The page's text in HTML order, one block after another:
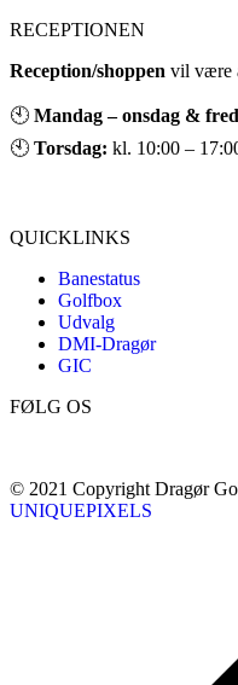
RECEPTIONEN
Reception/shoppen vil være
🕙 Mandag – onsdag &
🕙 Torsdag: kl. 10:00 –
QUICKLINKS
Banestatus
Golfbox
Udvalg
DMI-Dragør
GIC
FØLG OS
© 2021 Copyright Dragør
UNIQUEPIXELS